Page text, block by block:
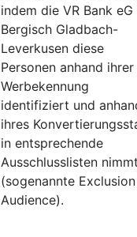
indem die VR Bank eG
Bergisch Gladbach-
Leverkusen diese
Personen anhand ihrer
Werbekennung
identifiziert und
ihres
in entsprechende
Ausschlusslisten
(sogenannte Exclusion
Audience).